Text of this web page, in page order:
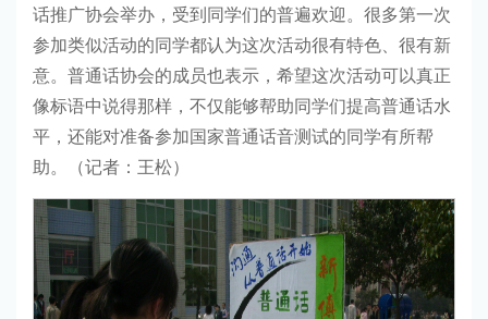
话推广协会举办，受到同学们的普遍欢迎。很多第一次
参加类似活动的同学都认为这次活动很有特色、很有新
意。普通话协会的成员也表示，希望这次活动可以真正
像标语中说得那样，不仅能够帮助同学们提高普通话水
平，还能对准备参加国家普通话音测试的同学有所帮
助。（记者：王松）